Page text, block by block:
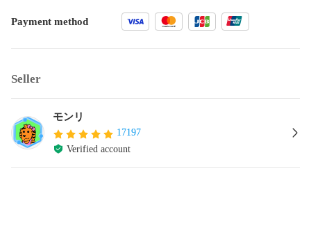
Payment method
Seller
モンリ
17197
Verified account